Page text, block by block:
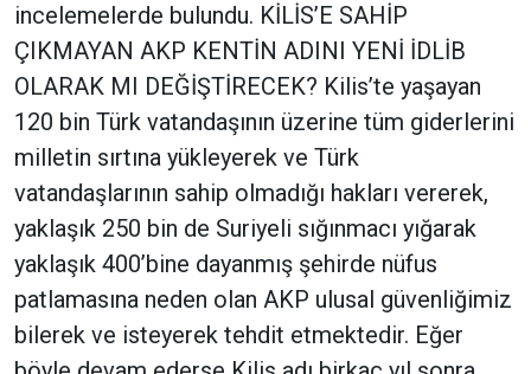
incelemelerde bulundu. KİLİS’E SAHİP
ÇIKMAYAN AKP KENTİN ADINI YENİ İDLİB
OLARAK MI DEĞİŞTİRECEK? Kilis’te yaşayan
120 bin Türk vatandaşının üzerine tüm giderlerini
milletin sırtına yükleyerek ve Türk
vatandaşlarının sahip olmadığı hakları vererek,
yaklaşık 250 bin de Suriyeli sığınmacı yığarak
yaklaşık 400’bine dayanmış şehirde nüfus
patlamasına neden olan AKP ulusal güvenliğimiz
bilerek ve isteyerek tehdit etmektedir. Eğer